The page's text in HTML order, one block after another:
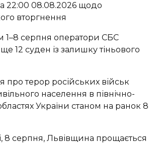
22:00 08.08.2026 щодо
вторгнення
1–8 серпня оператори СБС
12 суден із залишку тіньового
про терор російських військ
населення в північно-
України станом на ранок 8
8 серпня, Львівщина прощається